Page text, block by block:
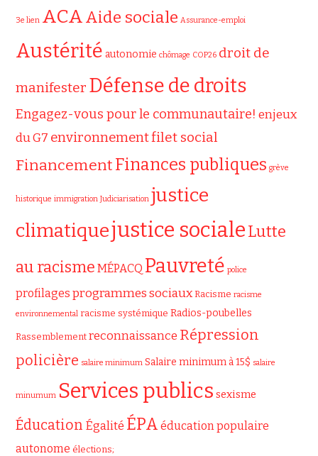
3e lien ACAAide sociale Assurance-emploi
Austérité autonomie chômage COP26 droit de
manifester Défense de droits
Engagez-vous pour le communautaire! enjeux
du G7 environnementfilet social
FinancementFinances publiques grève
historique immigration Judiciarisation justice
climatiquejustice socialeLutte
au racisme MÉPACQ Pauvreté police
profilages programmes sociaux Racisme racisme
environnemental racisme systémique Radios-poubelles
Rassemblement reconnaissance Répression
policière salaire minimum Salaire minimum à 15$ salaire
minumum Services publics sexisme
Éducation Égalité ÉPA éducation populaire
autonome élections;